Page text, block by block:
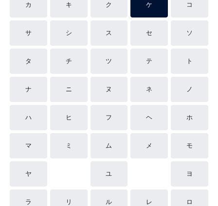
カ キ ク ケ コ
サ シ ス セ ソ
タ チ ツ テ ト
ナ ニ ヌ ネ ノ
ハ ヒ フ ヘ ホ
マ ミ ム メ モ
ヤ ユ ヨ
ラ リ ル レ ロ